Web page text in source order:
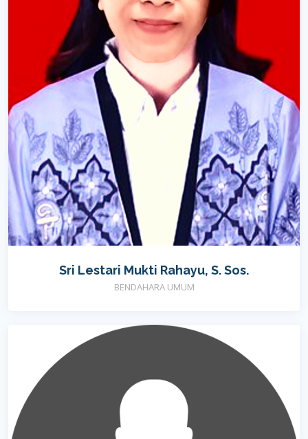
Sri Lestari Mukti Rahayu, S. Sos.
BENDAHARA UMUM